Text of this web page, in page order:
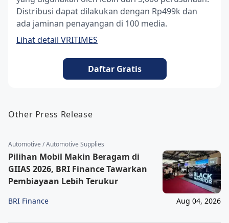
Distribusi dapat dilakukan dengan Rp499k dan
ada jaminan penayangan di 100 media.
Lihat detail VRITIMES
Daftar Gratis
Other Press Release
Automotive / Automotive Supplies
Pilihan Mobil Makin Beragam di
GIIAS 2026, BRI Finance Tawarkan
Pembiayaan Lebih Terukur
BRI Finance Aug 04, 2026